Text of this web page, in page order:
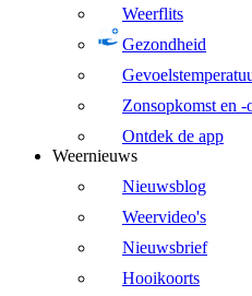
Weerflits
Gezondheid
Zonsopkomst en -
Ontdek de app
Weernieuws
Nieuwsblog
Weervideo's
Nieuwsbrief
Hooikoorts